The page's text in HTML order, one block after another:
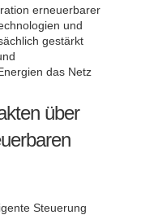
erneuerbarer
und
gestärkt
das Netz
über
Steuerung